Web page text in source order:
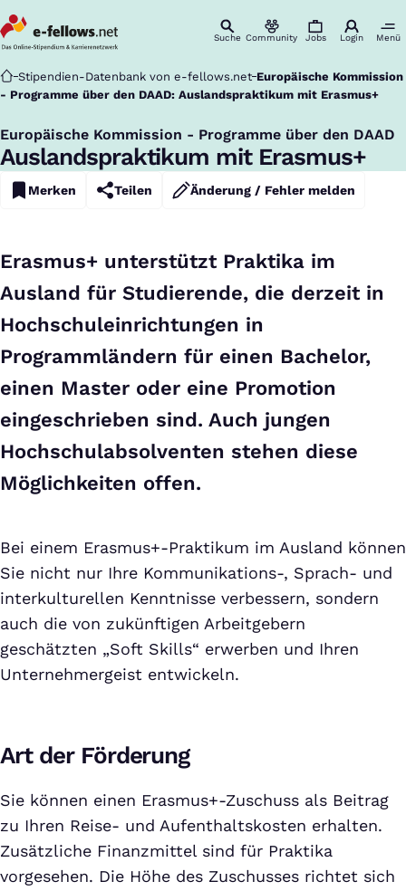
Suche Community Jobs Login Menü
Startseite
Stipendien-Datenbank von e-fellows.net Europäische Kommission
- Programme über den DAAD: Auslandspraktikum mit Erasmus+
Europäische Kommission - Programme über den DAAD
:
Auslandspraktikum mit Erasmus+
Merken Teilen Änderung / Fehler melden
Erasmus+ unterstützt Praktika im
Ausland für Studierende, die derzeit in
Hochschuleinrichtungen in
Programmländern für einen Bachelor,
einen Master oder eine Promotion
eingeschrieben sind. Auch jungen
Hochschulabsolventen stehen diese
Möglichkeiten offen.
Bei einem Erasmus+-Praktikum im Ausland können
Sie nicht nur Ihre Kommunikations-, Sprach- und
interkulturellen Kenntnisse verbessern, sondern
auch die von zukünftigen Arbeitgebern
geschätzten „Soft Skills“ erwerben und Ihren
Unternehmergeist entwickeln.
Art der Förderung
Sie können einen Erasmus+-Zuschuss als Beitrag
zu Ihren Reise- und Aufenthaltskosten erhalten.
Zusätzliche Finanzmittel sind für Praktika
vorgesehen. Die Höhe des Zuschusses richtet sich